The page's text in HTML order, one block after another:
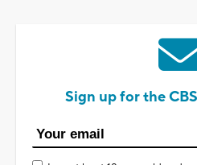
Sign up for the